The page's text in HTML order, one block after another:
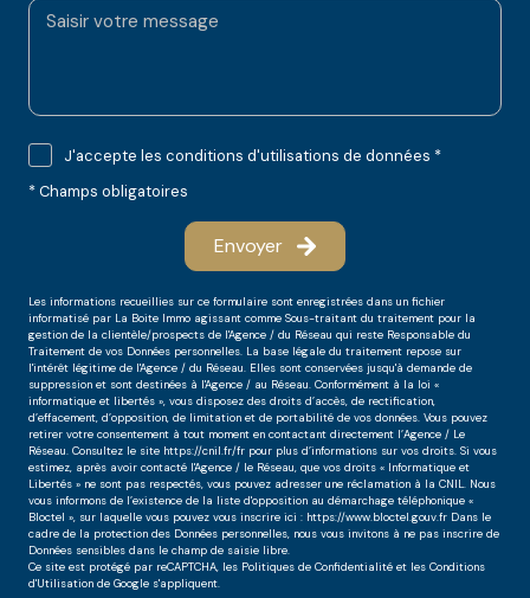
J'accepte les conditions d'utilisations de données *
* Champs obligatoires
Envoyer
Les informations recueillies sur ce formulaire sont enregistrées dans un fichier
informatisé par La Boite Immo agissant comme Sous-traitant du traitement pour la
gestion de la clientèle/prospects de l'Agence / du Réseau qui reste Responsable du
Traitement de vos Données personnelles. La base légale du traitement repose sur
l'intérêt légitime de l'Agence / du Réseau. Elles sont conservées jusqu'à demande de
suppression et sont destinées à l'Agence / au Réseau. Conformément à la loi «
informatique et libertés », vous disposez des droits d’accès, de rectification,
d’effacement, d’opposition, de limitation et de portabilité de vos données. Vous pouvez
retirer votre consentement à tout moment en contactant directement l’Agence / Le
Réseau. Consultez le site https://cnil.fr/fr pour plus d’informations sur vos droits. Si vous
estimez, après avoir contacté l'Agence / le Réseau, que vos droits « Informatique et
Libertés » ne sont pas respectés, vous pouvez adresser une réclamation à la CNIL. Nous
vous informons de l’existence de la liste d'opposition au démarchage téléphonique «
Bloctel », sur laquelle vous pouvez vous inscrire ici : https://www.bloctel.gouv.fr Dans le
cadre de la protection des Données personnelles, nous vous invitons à ne pas inscrire de
Données sensibles dans le champ de saisie libre.
Ce site est protégé par reCAPTCHA, les Politiques de Confidentialité et les Conditions
d'Utilisation de Google s'appliquent.